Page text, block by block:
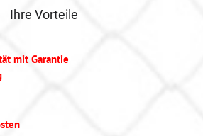
Ihre Vorteile
mit Garantie